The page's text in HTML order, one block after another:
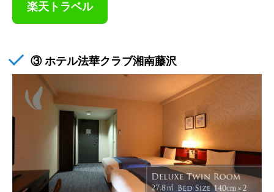
楽天トラベル
③ ホテル法華クラブ湘南藤沢